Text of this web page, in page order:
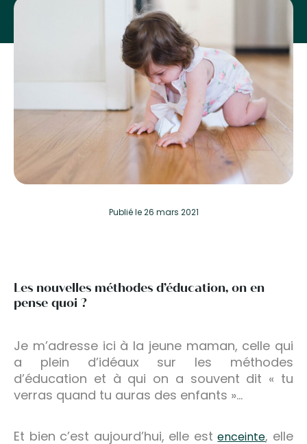
Publiéle 26 mars 2021
Les nouvelles méthodes d’éducation, on en
pense quoi ?
Je m’adresse ici à la jeune maman, celle qui
a plein d’idéaux sur les méthodes
d’éducation et à qui on a souvent dit « tu
verras quand tu auras des enfants »…
Et bien c’est aujourd’hui, elle estenceinte, elle